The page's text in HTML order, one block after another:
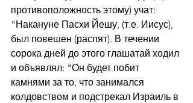
противоположность этому) учат:
"Накануне Пасхи Йешу, (т.е. Иисус),
был повешен (распят). В течении
сорока дней до этого глашатай ходил
и объявлял: "Он будет побит
камнями за то, что занимался
колдовством и подстрекал Израиль в